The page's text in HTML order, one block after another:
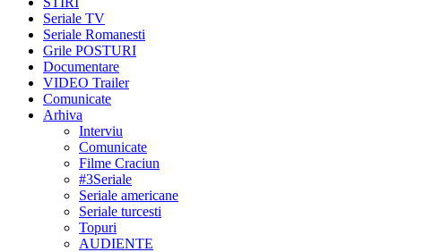
Seriale TV
Seriale Romanesti
Grile POSTURI
Documentare
VIDEO Trailer
Comunicate
Arhiva
Interviu
Comunicate
Filme Craciun
#3Seriale
Seriale americane
Seriale turcesti
Topuri
AUDIENTE